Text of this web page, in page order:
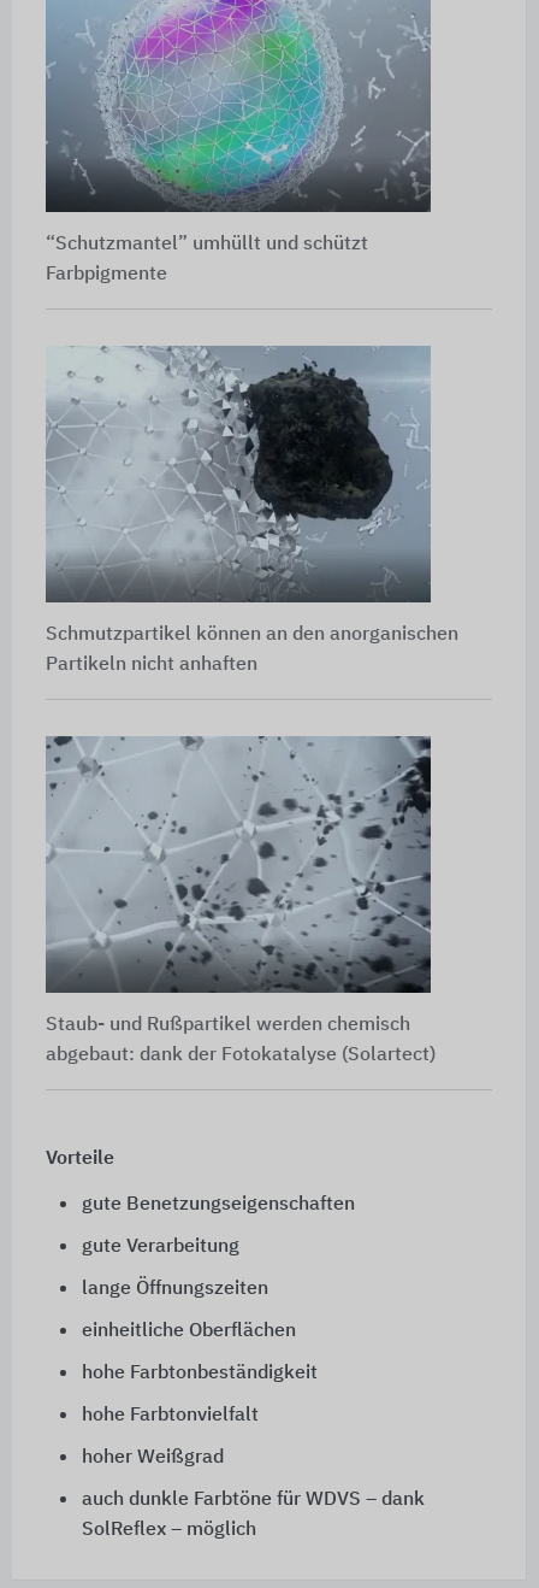
“Schutzmantel” umhüllt und schützt
Farbpigmente
Schmutzpartikel können an den anorganischen
Partikeln nicht anhaften
Staub- und Rußpartikel werden chemisch
abgebaut: dank der Fotokatalyse (Solartect)
Vorteile
gute Benetzungseigenschaften
gute Verarbeitung
lange Öffnungszeiten
einheitliche Oberflächen
hohe Farbtonbeständigkeit
hohe Farbtonvielfalt
hoher Weißgrad
auch dunkle Farbtöne für WDVS – dank
SolReflex – möglich